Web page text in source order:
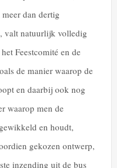
dan dertig
valt natuurlijk volledig
Feestcomité en de
de manier waarop de
en daarbij ook nog
waarop men de
en houdt,
gekozen ontwerp,
inzending uit de bus